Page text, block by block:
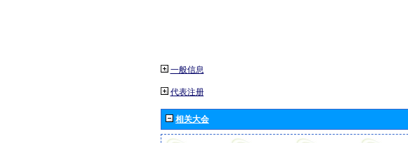
一般信息
代表注册
相关大会